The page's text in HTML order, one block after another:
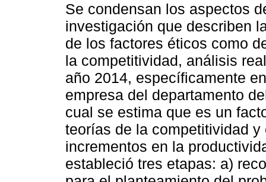
Se condensan los aspectos
investigación que describen
de los factores éticos como
la competitividad, análisis
año 2014, específicamente
empresa del departamento
cual se estima que es un
teorías de la competitividad
incrementos en la
estableció tres etapas: a)